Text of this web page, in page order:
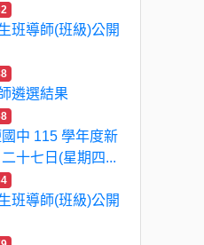
班導師(班級)公開
遴選結果
中 115 學年度新
十七日(星期四...
班導師(班級)公開